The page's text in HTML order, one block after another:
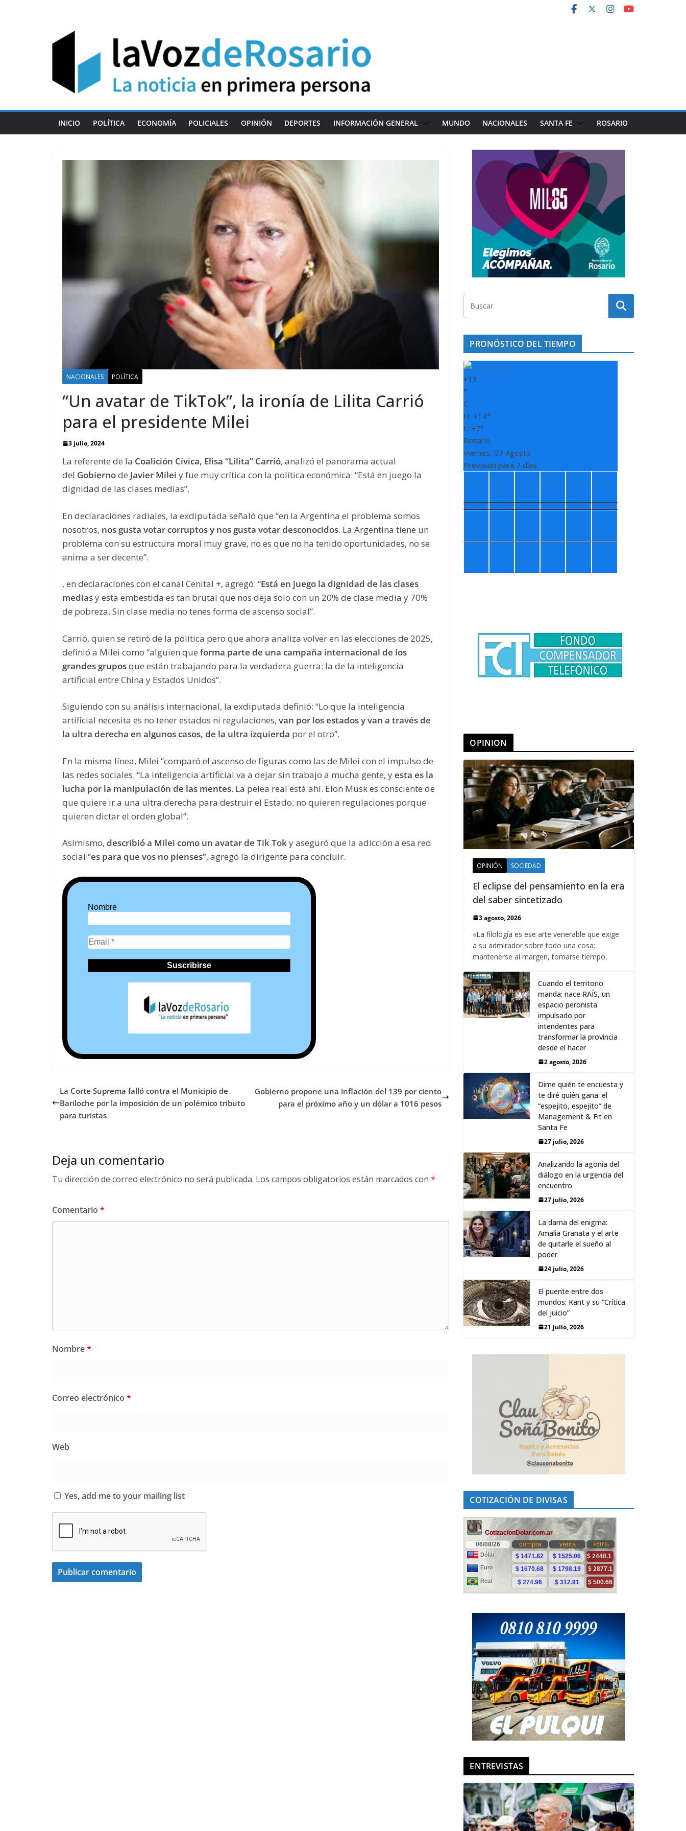
INICIO POLÍTICA ECONOMÍA POLICIALES OPINIÓN DEPORTES INFORMACIÓN GENERAL MUNDO NACIONALES SANTA FE ROSARIO
NACIONALES POLÍTICA
“Un avatar de TikTok”, la ironía de Lilita Carrió
para el presidente Milei
3 julio, 2024
La referente de la Coalición Cívica, Elisa “Lilita” Carrió, analizó el panorama actual
del Gobiernode Javier Milei y fue muy crítica con la política económica: “Está en juego la
dignidad de las clases medias”.
En declaraciones radiales, la exdiputada señaló que “en la Argentina el problema somos
nosotros, nos gusta votar corruptos y nos gusta votar desconocidos. La Argentina tiene un
problema con su estructura moral muy grave, no es que no ha tenido oportunidades, no se
anima a ser decente”.
, en declaraciones con el canal Cenital +, agregó: “Está en juego la dignidad de las clases
mediasy esta embestida es tan brutal que nos deja solo con un 20% de clase media y 70%
de pobreza. Sin clase media no tenes forma de ascenso social”.
Carrió, quien se retiró de la política pero que ahora analiza volver en las elecciones de 2025,
definió a Milei como “alguien que forma parte de una campaña internacional de los
grandes gruposque están trabajando para la verdadera guerra: la de la inteligencia
artificial entre China y Estados Unidos”.
Siguiendo con su análisis internacional, la exdiputada definió: “Lo que la inteligencia
artificial necesita es no tener estados ni regulaciones, van por los estados y van a través de
la ultra derecha en algunos casos, de la ultra izquierda por el otro”.
En la misma línea, Milei “comparó el ascenso de figuras como las de Milei con el impulso de
las redes sociales. “La inteligencia artificial va a dejar sin trabajo a mucha gente, y esta es la
lucha por la manipulación de las mentes. La pelea real está ahí. Elon Musk es consciente de
que quiere ir a una ultra derecha para destruir el Estado: no quieren regulaciones porque
quieren dictar el orden global”.
Asímismo, describió a Milei como un avatar de Tik Toky aseguró que la adicción a esa red
social “es para que vos no pienses”, agregó la dirigente para concluir.
Nombre
La Corte Suprema falló contra el Municipio de
Bariloche por la imposición de un polémico tributo
para turistas
Gobierno propone una inflación del 139 por ciento
para el próximo año y un dólar a 1016 pesos
Deja un comentario
Tu dirección de correo electrónico no será publicada. Los campos obligatorios están marcados con *
Comentario *
Nombre*
Correo electrónico *
Web
Yes, add me to your mailing list
PRONÓSTICO DEL TIEMPO
+13
°
C
H:+14°
L:+7°
Rosario
Viernes, 07 Agosto
Previsión para 7 días
Jue
Sá
b
Do
m
Lun
Ma
r
Mié
+1
7°
+1
6°
+1
5°
+1
4°
+1
3°
+1
2°
+1
0°
+7
°
+4
°
+4
°
+4° +7°
OPINION
OPINIÓN SOCIEDAD
El eclipse del pensamiento en la era
del saber sintetizado
3 agosto, 2026
«La filología es ese arte venerable que exige
a su admirador sobre todo una cosa:
mantenerse al margen, tomarse tiempo,
Cuando el territorio
manda: nace RAÍS, un
espacio peronista
impulsado por
intendentes para
transformar la provincia
desde el hacer
2 agosto, 2026
Dime quién te encuesta y
te diré quién gana: el
“espejito, espejito” de
Management & Fit en
Santa Fe
27 julio, 2026
Analizando la agonía del
diálogo en la urgencia del
encuentro
27 julio, 2026
La dama del enigma:
Amalia Granata y el arte
de quitarle el sueño al
poder
24 julio, 2026
El puente entre dos
mundos: Kant y su “Crítica
del juicio”
21 julio, 2026
COTIZACIÓN DE DIVISAS
ENTREVISTAS